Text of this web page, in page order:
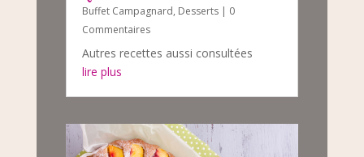
Buffet Campagnard, Desserts| 0
Commentaires
Autres recettes aussi consultées
lire plus